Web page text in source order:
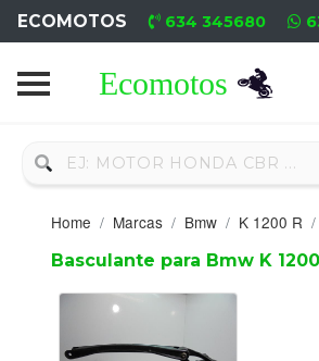
ECOMOTOS 634 345680
Home
Nuevo
Neumáticos
Campa
Motores
Home Marcas Bmw K 1200 R
Basculante para Bmw K